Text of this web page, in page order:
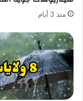
منذ 3 أيام